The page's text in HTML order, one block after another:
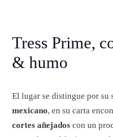
Tress Prime,
& humo
El lugar se distingue por su
mexicano, en su carta
cortes añejados con un